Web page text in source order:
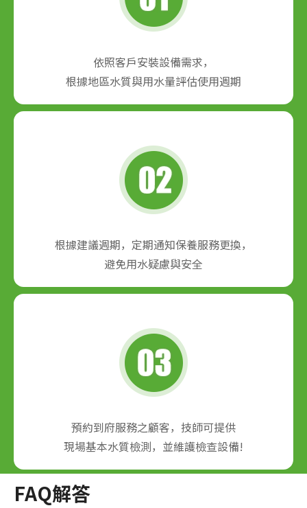
依照客戶安裝設備需求，
根據地區水質與用水量評估使用週期
根據建議週期，定期通知保養服務更換，
避免用水疑慮與安全
預約到府服務之顧客， 技師可提供
現場基本水質檢測，並維護檢查設備!
FAQ解答